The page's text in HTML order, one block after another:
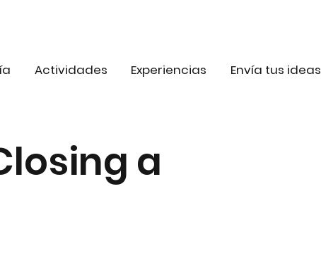
Actividades Experiencias Envía tus ideas
a